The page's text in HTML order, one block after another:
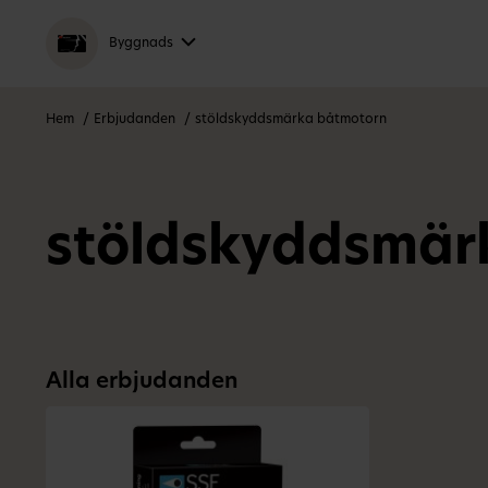
Byggnads
Hem Erbjudanden stöldskyddsmärka båtmotorn
Alla erbjudanden